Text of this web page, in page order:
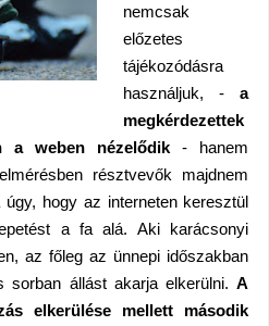
nemcsak
előzetes
tájékozódásra
használjuk, -a
megkérdezettek
a weben nézelődik- hanem
résztvevők majdnem
úgy, hogy az interneten keresztül
a fa alá. Aki karácsonyi
az főleg az ünnepi időszakban
sorban állást akarja elkerülni.A
elkerülése mellett második